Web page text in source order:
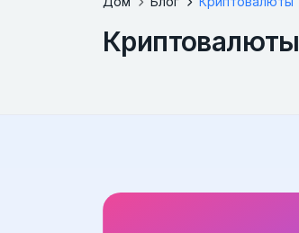
Криптовалюты